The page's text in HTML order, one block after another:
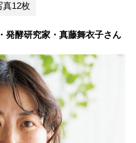
真12枚
酵研究家・真藤舞衣子さん